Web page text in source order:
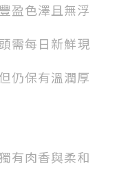
盈色澤且無浮
需每日新鮮現
仍保有溫潤厚
有肉香與柔和